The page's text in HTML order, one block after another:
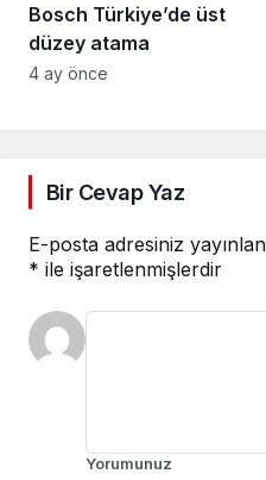
Bosch Türkiye’de üst
düzey atama
4 ay önce
Bir Cevap Yaz
E-posta adresiniz
* ile işaretlenmişlerdir
Yorumunuz